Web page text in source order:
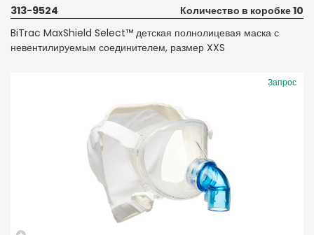
313-9524
Количество в коробке 10
BiTrac MaxShield Select™ детская полнолицевая маска с
невентилируемым соединителем, размер XXS
Запрос